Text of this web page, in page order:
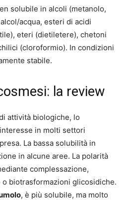
solubile in alcoli (metanolo,
acqua, esteri di acidi
eteri (dietiletere), chetoni
(cloroformio). In condizioni
stabile.
la review
attività biologiche, lo
in molti settori
La bassa solubilità in
in alcune aree. La polarità
complessazione,
biotrasformazioni glicosidiche.
, è più solubile, ma molto